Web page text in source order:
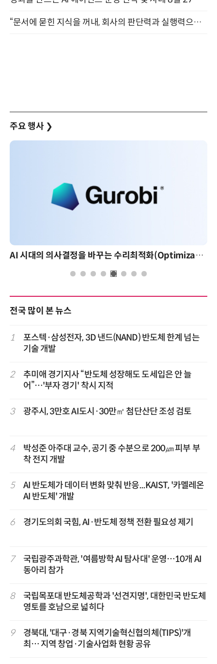
“문서에 묻힌 지식을 꺼내, 회사의 판단력과 실행력으로 바꾸다” (8/20)
주요 행사 ❯
AI 시대의 의사결정을 바꾸는 수리최적화(Optimization): 실제 산업 적용 사례와 활용 전략
전국 많이 본 뉴스
1
포스텍·삼성전자, 3D 낸드(NAND) 반도체 한계 넘는
기술 개발
2
추미애 경기지사 “반도체 성장해도 도세입은 안 늘
어”…'부자 경기' 착시 지적
3 광주시, 3만호 AI도시·30만㎡ 첨단산단 조성 검토
4
박성준 아주대 교수, 공기 중 수분으로 200㎛ 피부 부
착 전지 개발
5
AI 반도체가 데이터 변화 맞춰 반응...KAIST, '카멜레온
AI 반도체' 개발
6 경기도의회 국힘, AI·반도체 정책 전환 필요성 제기
7
국립광주과학관, '여름방학 AI 탐사대' 운영…10개 AI
동아리 참가
8
국립목포대 반도체공학과 '선견지명', 대한민국 반도체
영토를 호남으로 넓히다
9
경북대, '대구·경북 지역기술혁신협의체(TIPS)'개
최… 지역 창업·기술사업화 현황 공유